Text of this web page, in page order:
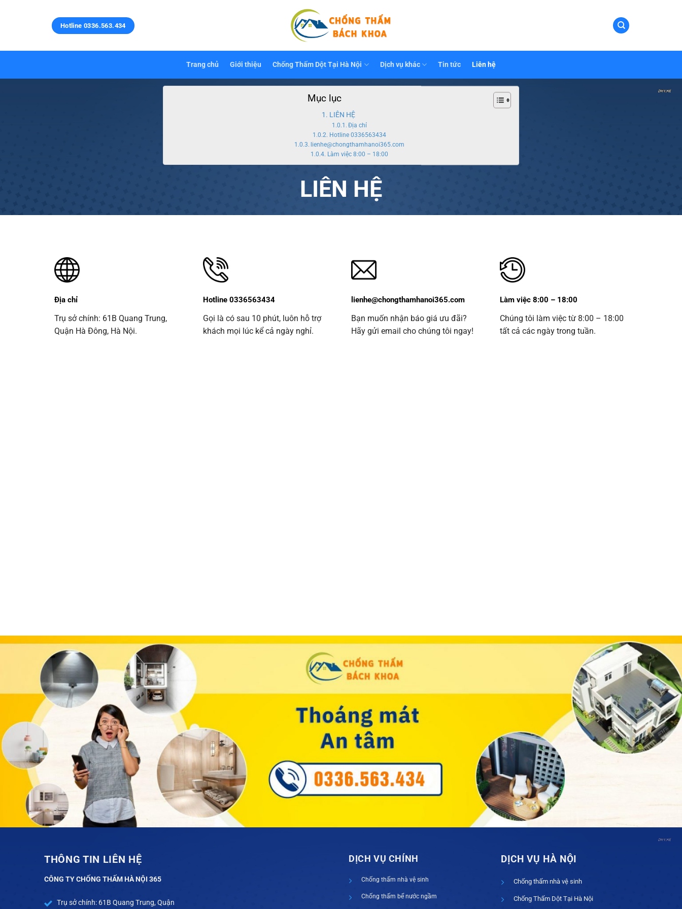
Hotline 0336.563.434
Trang chủ Giới thiệu Chống Thấm Dột Tại Hà Nội Dịch vụ khác Tin tức Liên hệ
Mục lục
LIÊN HỆ
Địa chỉ
Hotline 0336563434
lienhe@chongthamhanoi365.com
Làm việc 8:00 – 18:00
LIÊN HỆ
Địa chỉ
Trụ sở chính: 61B Quang Trung,
Quận Hà Đông, Hà Nội.
Hotline 0336563434
Gọi là có sau 10 phút, luôn hỗ trợ
khách mọi lúc kể cả ngày nghỉ.
lienhe@chongthamhanoi365.com
Bạn muốn nhận báo giá ưu đãi?
Hãy gửi email cho chúng tôi ngay!
Làm việc 8:00 – 18:00
Chúng tôi làm việc từ 8:00 – 18:00
tất cả các ngày trong tuần.
THÔNG TIN LIÊN HỆ
CÔNG TY CHỐNG THẤM HÀ NỘI 365
Trụ sở chính: 61B Quang Trung, Quận
DỊCH VỤ CHÍNH
Chống thấm nhà vệ sinh
Chống thấm bể nước ngầm
DỊCH VỤ HÀ NỘI
Chống thấm nhà vệ sinh
Chống Thấm Dột Tại Hà Nội